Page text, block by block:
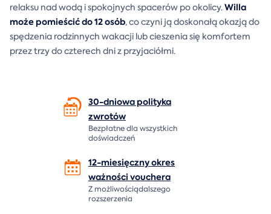
relaksu nad wodą i spokojnych spacerów po okolicy.Willa
może pomieścić do 12 osób, co czyni ją doskonałą okazją do
spędzenia rodzinnych wakacji lub cieszenia się komfortem
przez trzy do czterech dni z przyjaciółmi.
30-dniowa polityka
zwrotów
Bezpłatne dla wszystkich
doświadczeń
12-miesięczny okres
ważności vouchera
Z możliwościądalszego
rozszerzenia